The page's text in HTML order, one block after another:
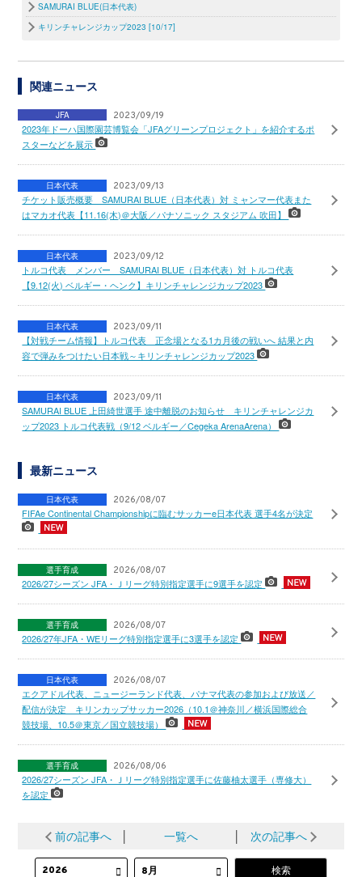
SAMURAI BLUE(日本代表)
キリンチャレンジカップ2023 [10/17]
関連ニュース
JFA 2023/09/19
2023年ドーハ国際園芸博覧会「JFAグリーンプロジェクト」を紹介するポ
スターなどを展示
日本代表 2023/09/13
チケット販売概要 SAMURAI BLUE（日本代表）対 ミャンマー代表また
はマカオ代表【11.16(木)＠大阪／パナソニック スタジアム 吹田】
日本代表 2023/09/12
トルコ代表 メンバー SAMURAI BLUE（日本代表）対 トルコ代表
【9.12(火) ベルギー・ヘンク】キリンチャレンジカップ2023
日本代表 2023/09/11
【対戦チーム情報】トルコ代表 正念場となる1カ月後の戦いへ 結果と内
容で弾みをつけたい日本戦～キリンチャレンジカップ2023
日本代表 2023/09/11
SAMURAI BLUE 上田綺世選手 途中離脱のお知らせ キリンチャレンジカ
ップ2023 トルコ代表戦（9/12 ベルギー／Cegeka ArenaArena）
最新ニュース
日本代表 2026/08/07
FIFAe Continental Championshipに臨むサッカーe日本代表 選手4名が決定
選手育成 2026/08/07
2026/27シーズン JFA・Ｊリーグ特別指定選手に9選手を認定
選手育成 2026/08/07
2026/27年JFA・WEリーグ特別指定選手に3選手を認定
日本代表 2026/08/07
エクアドル代表、ニュージーランド代表、パナマ代表の参加および放送／
配信が決定 キリンカップサッカー2026（10.1＠神奈川／横浜国際総合
競技場、10.5＠東京／国立競技場）
選手育成 2026/08/06
2026/27シーズン JFA・Ｊリーグ特別指定選手に佐藤柚太選手（専修大）
を認定
前の記事へ 一覧へ 次の記事へ